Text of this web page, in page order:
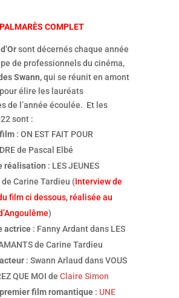
PALMARÈS COMPLET
sont décernés chaque année
de professionnels du cinéma,
Swann, qui se réunit en amont
élire les lauréats
de l’année écoulée. Et les
sont :
: ON EST FAIT POUR
de Pascal Elbé
réalisation : LES JEUNES
de Carine Tardieu (Interview de
film ci dessous, réalisée au
)
actrice: Fanny Ardant dans LES
de Carine Tardieu
: Swann Arlaud dans VOUS
QUE MOI de Claire Simon
film romantique: UNE